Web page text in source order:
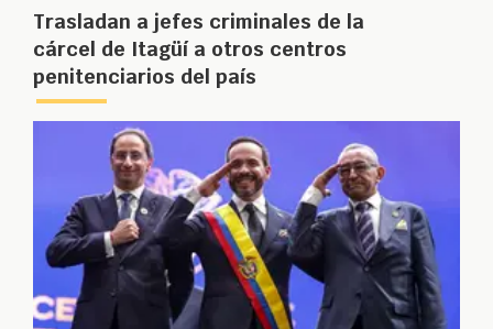
Trasladan a jefes criminales de la
cárcel de Itagüí a otros centros
penitenciarios del país